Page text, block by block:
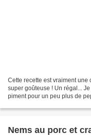
Cette recette est vraiment une
super goûteuse ! Un régal...
piment pour un peu plus de
Nems au porc et